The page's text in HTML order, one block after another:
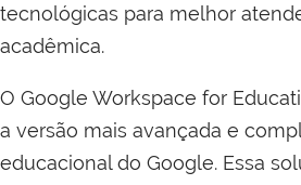
tecnológicas para melhor
acadêmica.
O Google Workspace for
a versão mais avançada e
educacional do Google. Essa